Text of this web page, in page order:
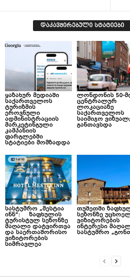
დაკავშირებული სტატიები
ყაზახურ მედიაში
საქართველოს
ტურიზმის
ეროვნული
ადმინისტრაციის
მარკეტინგული
კამპანიის
ფარგლებში
სტატიები მომზადდა
ლონდონის 50-
ცენტრალურ
ლოკაციაზე
საქართველოს
საიმიჯო
განთავსდა
სასტუმრო „მესტია
ინნ“: ზაფხულის
ტურისტულ სეზონზე
მაღალი დატვირთვა
და საერთაშორისო
ვიზიტორების
სიმრავლეა
თუშეთში
სეზონზე
ვიზიტორების
ინტერესი
სასტუმრო